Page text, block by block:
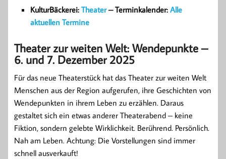
KulturBäckerei: Theater–Terminkalender: Alle
aktuellen Termine
Theater zur weiten Welt: Wendepunkte –
6. und 7. Dezember 2025
Für das neue Theaterstück hat das Theater zur weiten Welt
Menschen aus der Region aufgerufen, ihre Geschichten von
Wendepunkten in ihrem Leben zu erzählen. Daraus
gestaltet sich ein etwas anderer Theaterabend – keine
Fiktion, sondern gelebte Wirklichkeit. Berührend. Persönlich.
Nah am Leben. Achtung: Die Vorstellungen sind immer
schnell ausverkauft!